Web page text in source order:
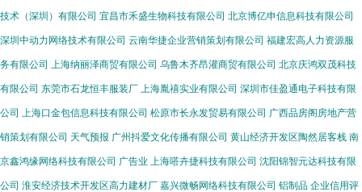
技术（深圳）有限公司 宜昌市禾盛生物科技有限公司 北京博亿申信息科技有限公司
深圳中动力网络技术有限公司 云南华捷企业营销策划有限公司 福建宏高人力资源服
务有限公司 上海纳丽泽商贸有限公司 乌鲁木齐昂灌商贸有限公司 北京庆鸿双茂科技
有限公司 东莞市石龙恒丰服装厂 上海胤禧实业有限公司 深圳市佳盈通电子科技有限
公司 上海口金包信息科技有限公司 松原市长永发贸易有限公司 广西品房阁房地产营
销策划有限公司 天气预报 广州抖爱文化传播有限公司 黄山经济开发区陶然居客栈 南
京鑫鸿缘网络科技有限公司 广告业 上海嗒卉捷科技有限公司 沈阳锦智元达科技有限
公司 淮安经济技术开发区高力建材厂 嘉兴微畅网络科技有限公司 铝制品 企业信用评